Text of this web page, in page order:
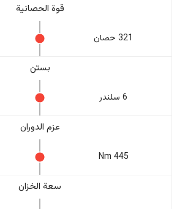
قوة الحصانية
321 حصان
بستن
6 سلندر
عزم الدوران
445 Nm
سعة الخزان